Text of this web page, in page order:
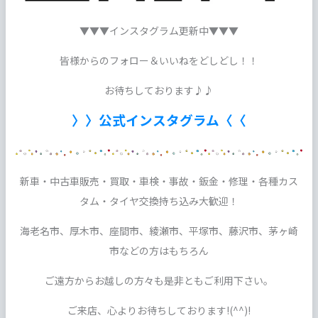
▼▼▼インスタグラム更新中▼▼▼
皆様からのフォロー＆いいねをどしどし！！
お待ちしております♪♪
〉〉公式インスタグラム〈〈
新車・中古車販売・買取・車検・事故・鈑金・修理・各種カス
タム・タイヤ交換持ち込み大歓迎！
海老名市、厚木市、座間市、綾瀬市、平塚市、藤沢市、茅ヶ崎
市などの方はもちろん
ご遠方からお越しの方々も是非ともご利用下さい。
ご来店、心よりお待ちしております!(^^)!